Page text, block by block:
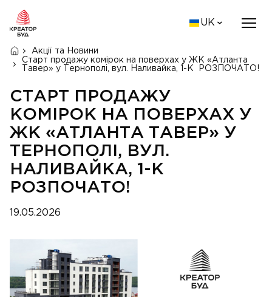
UK
Акції та Новини
Старт продажу комірок на поверхах у ЖК «Атланта
Тавер» у Тернополі, вул. Наливайка, 1-К РОЗПОЧАТО!
СТАРТ ПРОДАЖУ
КОМІРОК НА ПОВЕРХАХ У
ЖК «АТЛАНТА ТАВЕР» У
ТЕРНОПОЛІ, ВУЛ.
НАЛИВАЙКА, 1-К
РОЗПОЧАТО!
19.05.2026